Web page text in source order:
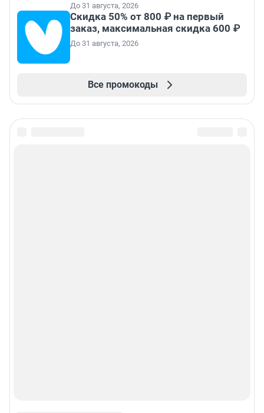
До 31 августа, 2026
Скидка 50% от 800 ₽ на первый
заказ, максимальная скидка 600 ₽
До 31 августа, 2026
Все промокоды